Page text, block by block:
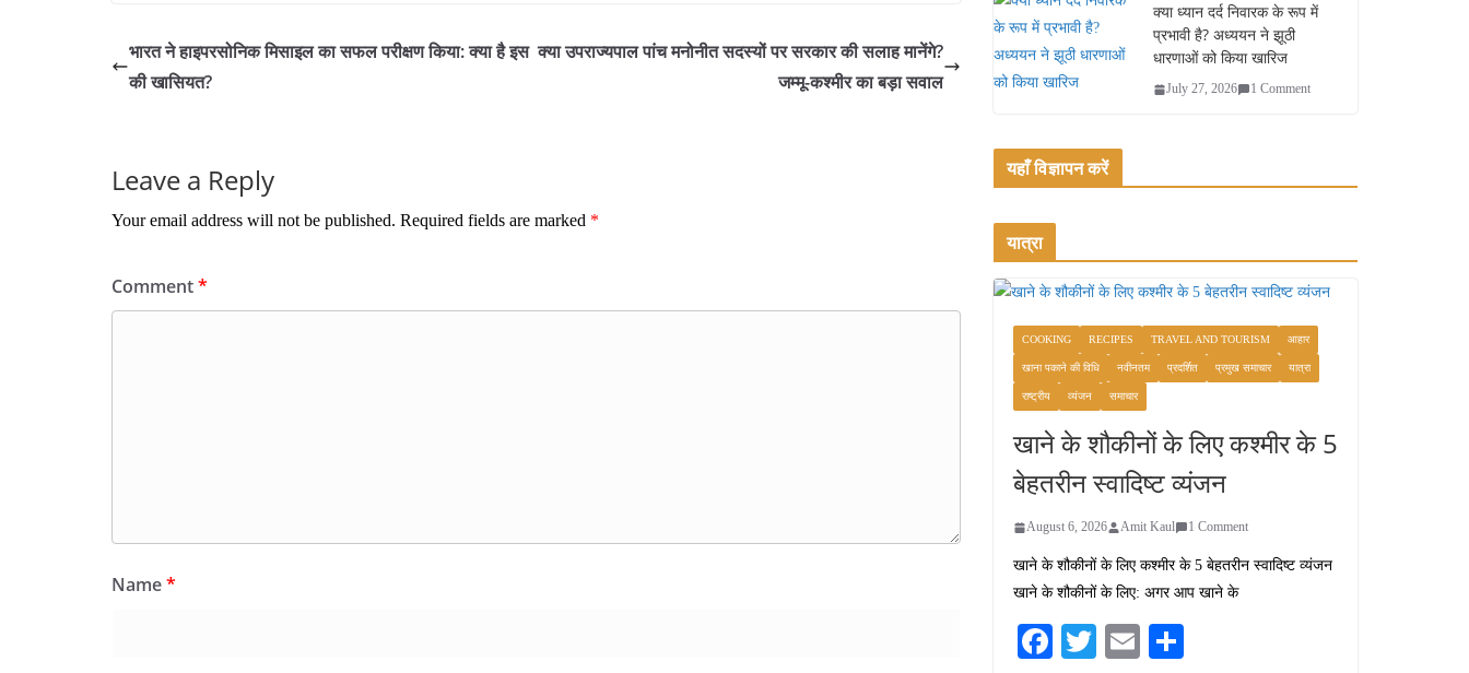
ok
tte
r
ail
भारत ने हाइपरसोनिक मिसाइल का सफल परीक्षण किया: क्या है इस
की खासियत?
क्या उपराज्यपाल पांच मनोनीत सदस्यों पर सरकार की सलाह मानेंगे?
जम्मू-कश्मीर का बड़ा सवाल
Leave a Reply
Your email address will not be published. Required fields are marked *
Comment*
Name*
क्या ध्यान दर्द निवारक के रूप में
प्रभावी है? अध्ययन ने झूठी
धारणाओं को किया खारिज
July 27, 2026 1 Comment
यहाँ विज्ञापन करें
यात्रा
COOKING RECIPES TRAVEL AND TOURISM आहार
खाना पकाने की विधि नवीनतम प्रदर्शित प्रमुख समाचार यात्रा
राष्ट्रीय व्यंजन समाचार
खाने के शौकीनों के लिए कश्मीर के 5
बेहतरीन स्वादिष्ट व्यंजन
August 6, 2026 Amit Kaul 1 Comment
खाने के शौकीनों के लिए कश्मीर के 5 बेहतरीन स्वादिष्ट व्यंजन
खाने के शौकीनों के लिए: अगर आप खाने के
Fa T
E